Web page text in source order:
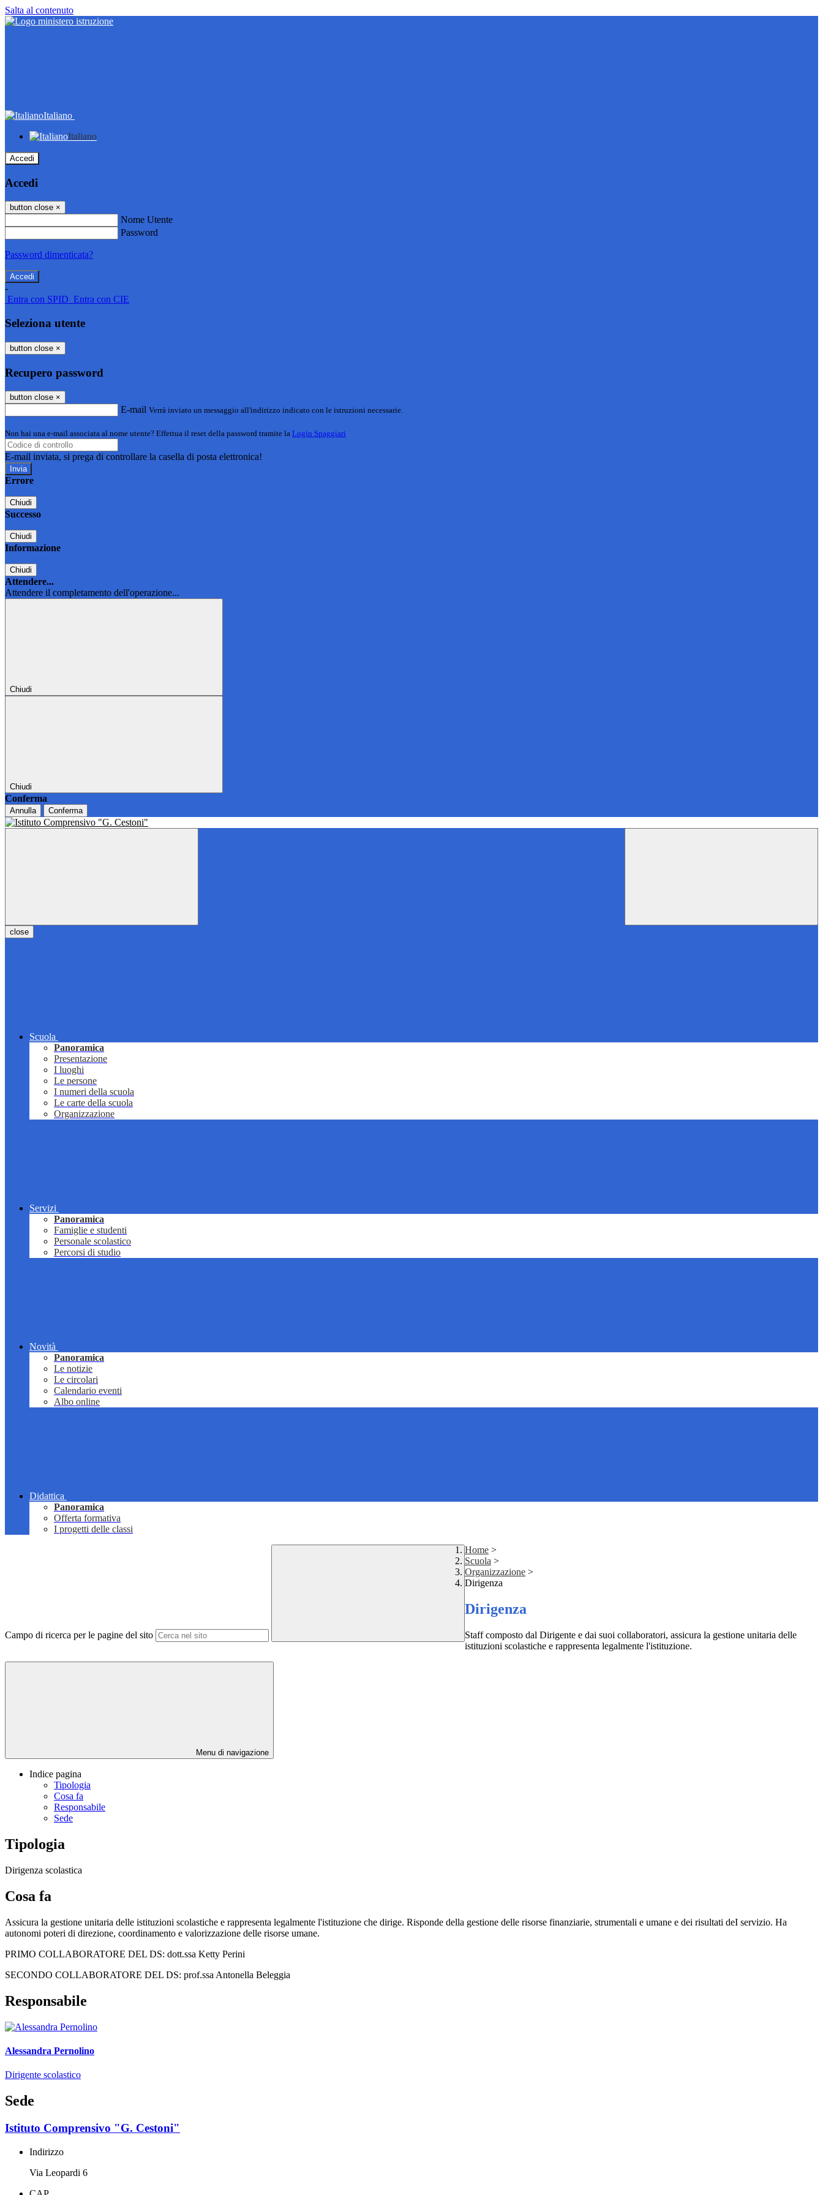
Salta al contenuto
Italiano
Italiano
Accedi
Accedi
button close ×
Nome Utente
Password
Password dimenticata?
-
Entra con SPID Entra con CIE
Seleziona utente
button close ×
Recupero password
button close ×
E-mail Verrà inviato un messaggio all'indirizzo indicato con le istruzioni necessarie.
Non hai una e-mail associata al nome utente? Effettua il reset della password tramite la Login Spaggiari
E-mail inviata, si prega di controllare la casella di posta elettronica!
Errore
Chiudi
Successo
Chiudi
Informazione
Chiudi
Attendere...
Attendere il completamento dell'operazione...
Chiudi
Chiudi
Conferma
Annulla Conferma
close
Scuola
Panoramica
Presentazione
I luoghi
Le persone
I numeri della scuola
Le carte della scuola
Organizzazione
Servizi
Panoramica
Famiglie e studenti
Personale scolastico
Percorsi di studio
Novità
Panoramica
Le notizie
Le circolari
Calendario eventi
Albo online
Didattica
Panoramica
Offerta formativa
I progetti delle classi
Campo di ricerca per le pagine del sito
Home >
Scuola >
Organizzazione >
Dirigenza
Dirigenza
Staff composto dal Dirigente e dai suoi collaboratori, assicura la gestione unitaria delle
istituzioni scolastiche e rappresenta legalmente l'istituzione.
Menu di navigazione
Indice pagina
Tipologia
Cosa fa
Responsabile
Sede
Tipologia
Dirigenza scolastica
Cosa fa
Assicura la gestione unitaria delle istituzioni scolastiche e rappresenta legalmente l'istituzione che dirige. Risponde della gestione delle risorse finanziarie, strumentali e umane e dei risultati deI servizio. Ha
autonomi poteri di direzione, coordinamento e valorizzazione delle risorse umane.
PRIMO COLLABORATORE DEL DS: dott.ssa Ketty Perini
SECONDO COLLABORATORE DEL DS: prof.ssa Antonella Beleggia
Responsabile
Alessandra Pernolino
Dirigente scolastico
Sede
Istituto Comprensivo "G. Cestoni"
Indirizzo
Via Leopardi 6